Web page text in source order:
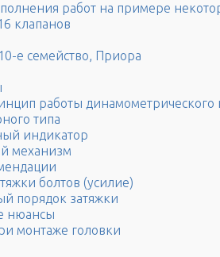
работ на примере
клапанов
е семейство, Приора
работы динамометрического
типа
индикатор
механизм
болтов (усилие)
порядок затяжки
нюансы
монтаже головки